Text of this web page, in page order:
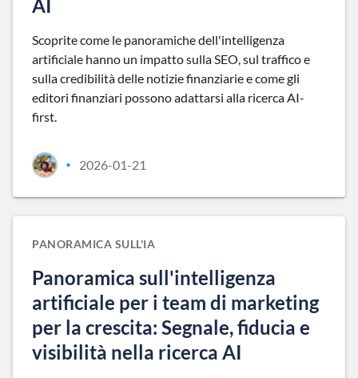
AI
Scoprite come le panoramiche dell'intelligenza
artificiale hanno un impatto sulla SEO, sul traffico e
sulla credibilità delle notizie finanziarie e come gli
editori finanziari possono adattarsi alla ricerca AI-
first.
• 2026-01-21
PANORAMICA SULL'IA
Panoramica sull'intelligenza
artificiale per i team di marketing
per la crescita: Segnale, fiducia e
visibilità nella ricerca AI